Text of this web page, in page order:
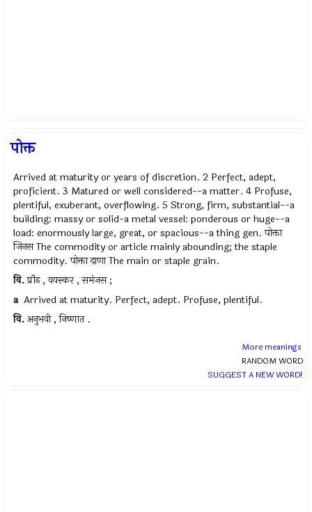
पोक्त
Arrived at maturity or years of discretion. 2 Perfect, adept,
proficient. 3 Matured or well considered--a matter. 4 Profuse,
plentiful, exuberant, overflowing. 5 Strong, firm, substantial--a
building: massy or solid-a metal vessel: ponderous or huge--a
load: enormously large, great, or spacious--a thing gen. पोक्ता
जिनस The commodity or article mainly abounding; the staple
commodity. पोक्ता दाणा The main or staple grain.
वि. प्रौढ , वयस्कर , समंजस ;
a Arrived at maturity. Perfect, adept. Profuse, plentiful.
वि. अनुभवी , निष्णात .
More meanings
RANDOM WORD
SUGGEST A NEW WORD!